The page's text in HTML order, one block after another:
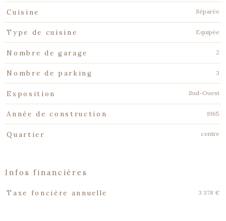
Cuisine Séparée
Type de cuisine Equipée
Nombre de garage 2
Nombre de parking 3
Exposition Sud-Ouest
Année de construction 1965
Quartier centre
infos financières
Caractéristiques Valeurs
Taxe foncière annuelle 3 378 €